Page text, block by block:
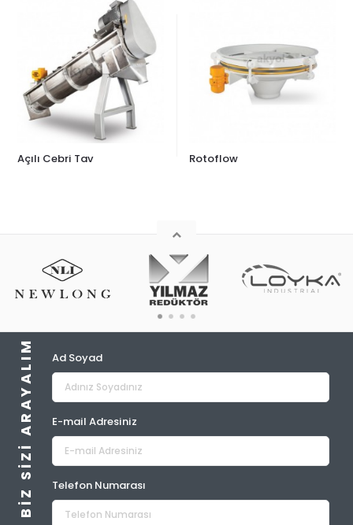
Açılı Cebri Tav Rotoflow
BIZ SIZI ARAYALIM Ad Soyad
E-mail Adresiniz
Telefon Numarası